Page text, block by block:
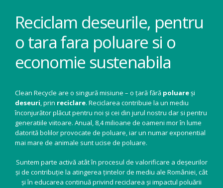
Reciclam deseurile, pentru
o tara fara poluare si o
economie sustenabila
Clean Recycle are o singură misiune – o țară fără poluareși
deseuri, prin reciclare. Reciclarea contribuie la un mediu
înconjurător plăcut pentru noi și cei din jurul nostru dar si pentru
generatiile viitoare. Anual, 8,4 milioane de oameni mor în lume
datorită bolilor provocate de poluare, iar un numar exponential
mai mare de animale sunt ucise de poluare.
Suntem parte activă atât în procesul de valorificare a deșeurilor
și de contribuție la atingerea țintelor de mediu ale României, cât
și în educarea continuă privind reciclarea și impactul poluării